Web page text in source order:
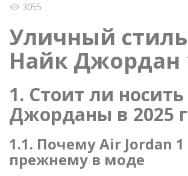
3055
Уличный
Найк Джордан
1. Стоит ли носить
Джорданы в 2025
1.1. Почему Air Jordan 1
прежнему в моде